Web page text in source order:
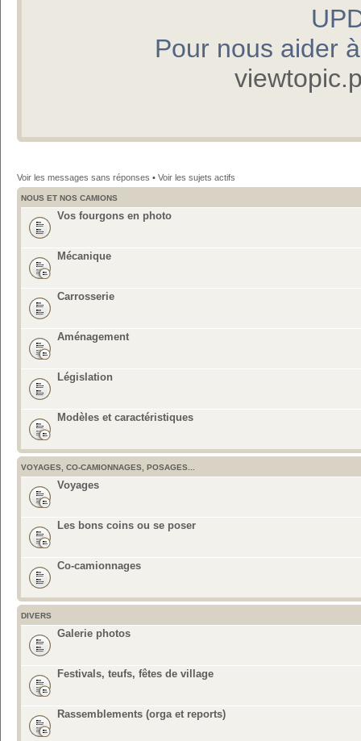
Pour nous aider
Voir les messages sans réponses • Voir les sujets actifs
NOUS ET NOS CAMIONS
Vos fourgons en photo
Mécanique
Carrosserie
Aménagement
Législation
Modèles et caractéristiques
VOYAGES, CO-CAMIONNAGES, POSAGES...
Voyages
Les bons coins ou se poser
Co-camionnages
DIVERS
Galerie photos
Festivals, teufs, fêtes de village
Rassemblements (orga et reports)